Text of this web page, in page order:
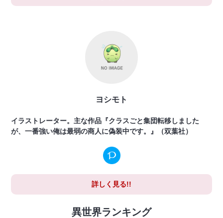
ヨシモト
イラストレーター。主な作品『クラスごと集団転移しました
が、一番強い俺は最弱の商人に偽装中です。』（双葉社）
詳しく見る!!
異世界ランキング